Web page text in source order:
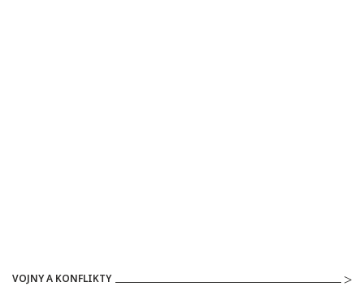
VOJNY A KONFLIKTY